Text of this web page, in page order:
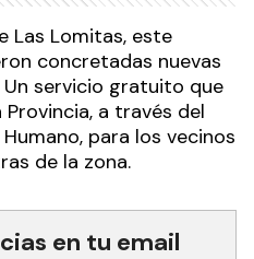
Las Lomitas, este
concretadas nuevas
servicio gratuito que
a través del
para los vecinos
de la zona.
en tu email